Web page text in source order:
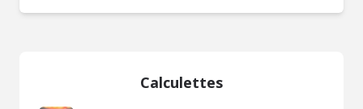
Calculettes